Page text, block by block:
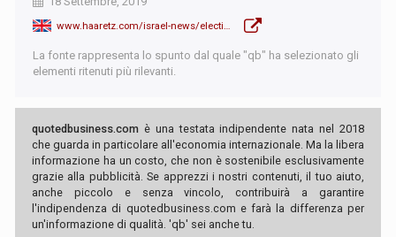
www.haaretz.com/israel-news/elections/.premium-israel-election-exit-polls-netanyahu-gantz-1.7854652
La fonte rappresenta lo spunto dal quale "qb" ha selezionato gli
elementi ritenuti più rilevanti.
quotedbusiness.com è una testata indipendente nata nel 2018
che guarda in particolare all'economia internazionale. Ma la libera
informazione ha un costo, che non è sostenibile esclusivamente
grazie alla pubblicità. Se apprezzi i nostri contenuti, il tuo aiuto,
anche piccolo e senza vincolo, contribuirà a garantire
l'indipendenza di quotedbusiness.com e farà la differenza per
un'informazione di qualità. 'qb' sei anche tu.